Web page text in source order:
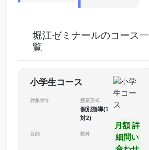
堀江ゼミナールのコース一
覧
小学生コース
対象学年 授業形式
個別指導(1
対2)
目的 教科
月額 詳
細問い